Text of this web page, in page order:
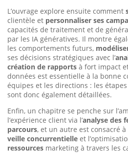
L’ouvrage explore ensuite comment
clientèle et personnaliser ses
capacités de traitement et de
par les IA génératives. Il montre
les comportements futurs,
ses décisions stratégiques avec l’
création de rapports à fort impact
données est essentielle à la bonne
équipes et les directions : les
sont donc également détaillées.
Enfin, un chapitre se penche sur
l’expérience client via l’analyse des
parcours, et un autre est consacré à
veille concurrentielle et
ressources marketing à travers les